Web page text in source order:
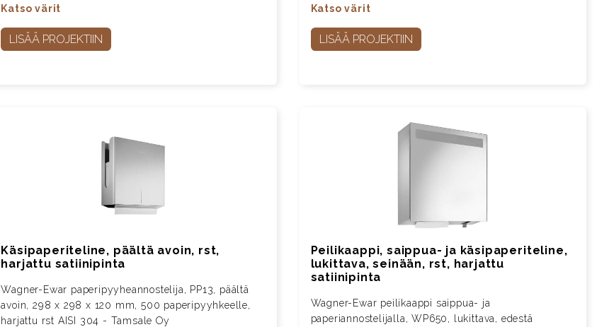
Katso värit
LISÄÄ PROJEKTIIN
Katso värit
LISÄÄ PROJEKTIIN
Käsipaperiteline, päältä avoin, rst,
harjattu satiinipinta
Wagner-Ewar paperipyyheannostelija, PP13, päältä
avoin, 298 x 298 x 120 mm, 500 paperipyyhkeelle,
harjattu rst AISI 304 - Tamsale Oy
Peilikaappi, saippua- ja käsipaperiteline,
lukittava, seinään, rst, harjattu
satiinipinta
Wagner-Ewar peilikaappi saippua- ja
paperiannostelijalla, WP650, lukittava, edestä